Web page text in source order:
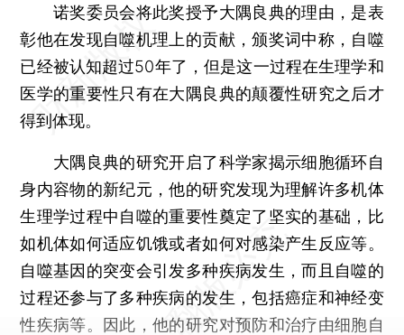
诺奖委员会将此奖授予大隅良典的理由，是表
彰他在发现自噬机理上的贡献，颁奖词中称，自噬
已经被认知超过50年了，但是这一过程在生理学和
医学的重要性只有在大隅良典的颠覆性研究之后才
得到体现。
大隅良典的研究开启了科学家揭示细胞循环自
身内容物的新纪元，他的研究发现为理解许多机体
生理学过程中自噬的重要性奠定了坚实的基础，比
如机体如何适应饥饿或者如何对感染产生反应等。
自噬基因的突变会引发多种疾病发生，而且自噬的
过程还参与了多种疾病的发生，包括癌症和神经变
性疾病等。因此，他的研究对预防和治疗由细胞自